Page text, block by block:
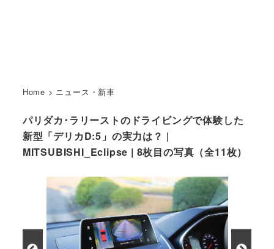
Home > ニュース・新車
パリダカ･ラリーストのドライビングで体験した
新型「デリカD:5」の実力は？ |
MITSUBISHI_Eclipse | 8枚目の写真（全11枚）